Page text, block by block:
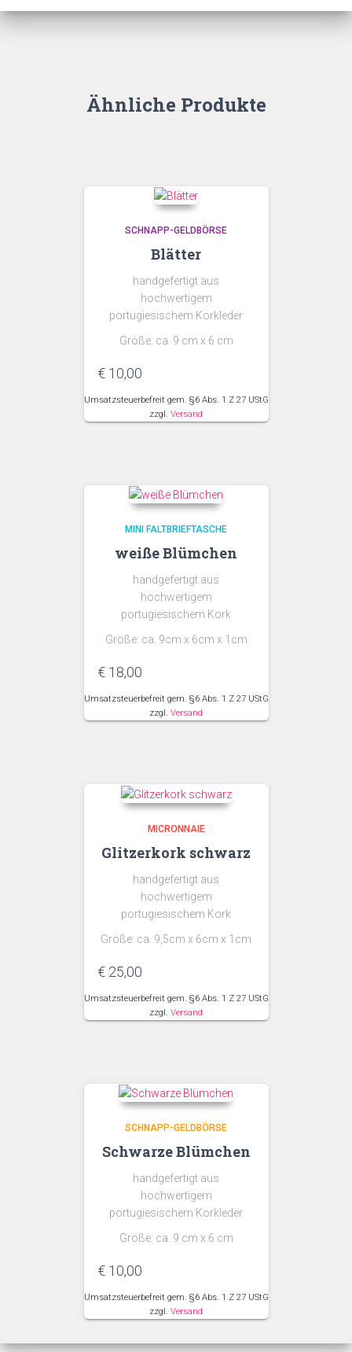
Ähnliche Produkte
SCHNAPP-GELDBÖRSE
Blätter
handgefertigt aus
hochwertigem
portugiesischem Korkleder
Größe: ca. 9 cm x 6 cm
€ 10,00
Umsatzsteuerbefreit gem. §6 Abs. 1 Z 27 UStG
zzgl. Versand
MINI FALTBRIEFTASCHE
weiße Blümchen
handgefertigt aus
hochwertigem
portugiesischem Kork
Größe: ca. 9cm x 6cm x 1cm
€ 18,00
Umsatzsteuerbefreit gem. §6 Abs. 1 Z 27 UStG
zzgl. Versand
MICRONNAIE
Glitzerkork schwarz
handgefertigt aus
hochwertigem
portugiesischem Kork
Größe: ca. 9,5cm x 6cm x 1cm
€ 25,00
Umsatzsteuerbefreit gem. §6 Abs. 1 Z 27 UStG
zzgl. Versand
SCHNAPP-GELDBÖRSE
Schwarze Blümchen
handgefertigt aus
hochwertigem
portugiesischem Korkleder
Größe: ca. 9 cm x 6 cm
€ 10,00
Umsatzsteuerbefreit gem. §6 Abs. 1 Z 27 UStG
zzgl. Versand